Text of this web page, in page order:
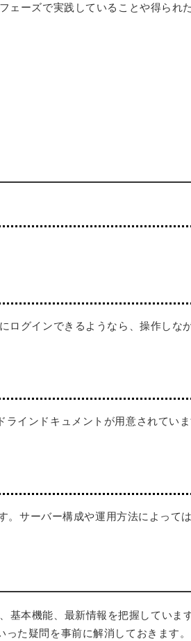
ェーズで実践していることや得られ
ログインできるようなら、操作しな
ラインドキュメントが用意されてい
。サーバー構成や運用方法によって
本機能、最新情報を把握しています
た疑問を事前に解消しておきます。